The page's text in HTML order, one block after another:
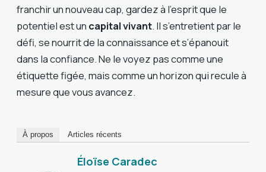
franchir un nouveau cap, gardez à l’esprit que le
potentiel est un capital vivant. Il s’entretient par le
défi, se nourrit de la connaissance et s’épanouit
dans la confiance. Ne le voyez pas comme une
étiquette figée, mais comme un horizon qui recule à
mesure que vous avancez.
À propos Articles récents
Éloïse Caradec